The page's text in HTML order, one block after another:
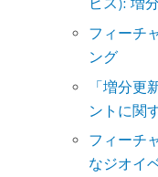
ビス): 増
フィーチ
ング
「増分更
ントに関
フィーチ
なジオイ